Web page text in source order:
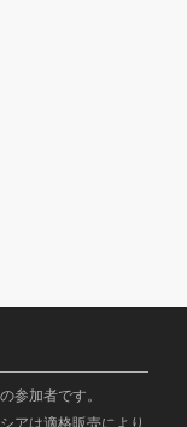
参加者です。
アは適格販売により